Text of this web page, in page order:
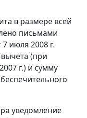
в размере всей
письмами
июля 2008 г.
(при
г.) и сумму
уведомление